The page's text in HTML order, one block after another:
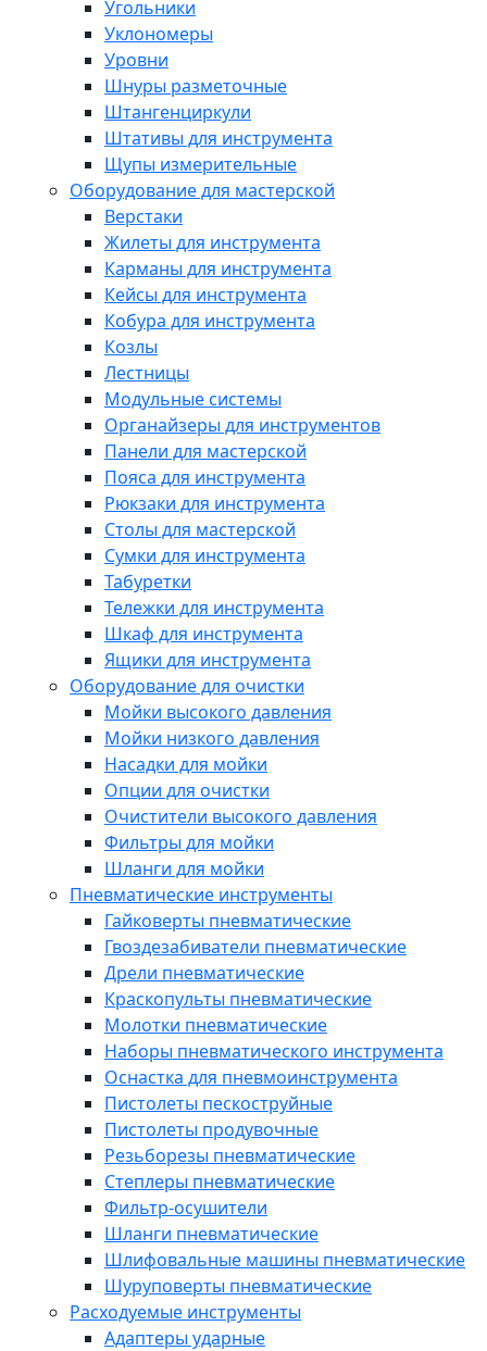
Угольники
Уклономеры
Уровни
Шнуры разметочные
Штангенциркули
Штативы для инструмента
Щупы измерительные
Оборудование для мастерской
Верстаки
Жилеты для инструмента
Карманы для инструмента
Кейсы для инструмента
Кобура для инструмента
Козлы
Лестницы
Модульные системы
Органайзеры для инструментов
Панели для мастерской
Пояса для инструмента
Рюкзаки для инструмента
Столы для мастерской
Сумки для инструмента
Табуретки
Тележки для инструмента
Шкаф для инструмента
Ящики для инструмента
Оборудование для очистки
Мойки высокого давления
Мойки низкого давления
Насадки для мойки
Опции для очистки
Очистители высокого давления
Фильтры для мойки
Шланги для мойки
Пневматические инструменты
Гайковерты пневматические
Гвоздезабиватели пневматические
Дрели пневматические
Краскопульты пневматические
Молотки пневматические
Наборы пневматического инструмента
Оснастка для пневмоинструмента
Пистолеты пескоструйные
Пистолеты продувочные
Резьборезы пневматические
Степлеры пневматические
Фильтр-осушители
Шланги пневматические
Шлифовальные машины пневматические
Шуруповерты пневматические
Расходуемые инструменты
Адаптеры ударные